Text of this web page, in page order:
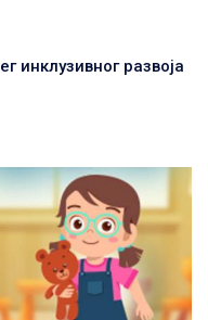
инклузивног развоја